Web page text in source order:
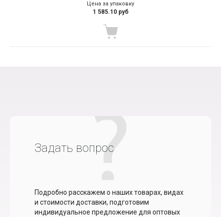
Цена за упаковку
1 585.10 руб
Задать вопрос
Подробно расскажем о наших товарах, видах
и стоимости доставки, подготовим
индивидуальное предложение для оптовых